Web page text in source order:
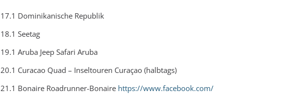
17.1 Dominikanische Republik
18.1 Seetag
19.1 Aruba Jeep Safari Aruba
20.1 Curacao Quad – Inseltouren Curaçao (halbtags)
21.1 Bonaire Roadrunner-Bonaire https://www.facebook.com/